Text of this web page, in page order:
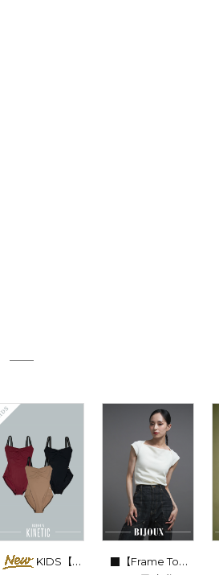
KIDS【Developpe】No sleeve ■【Frame Top】Ivory